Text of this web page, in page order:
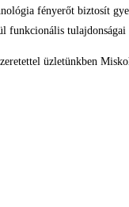
fényerőt biztosít
funkcionális tulajdonságai
üzletünkben